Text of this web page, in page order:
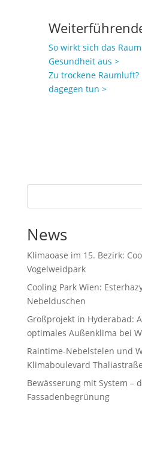
So wirkt sich das
Gesundheit aus >
Zu trockene Raumluft?
dagegen tun >
News
Klimaoase im 15. Bezirk:
Vogelweidpark
Cooling Park Wien:
Nebelduschen
Großprojekt in Hyderabad:
optimales Außenklima bei
Raintime-Nebelstelen und
Klimaboulevard Thaliastraße
Bewässerung mit System –
Fassadenbegrünung